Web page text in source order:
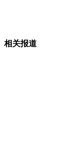
炮兵举行夜
相关报道